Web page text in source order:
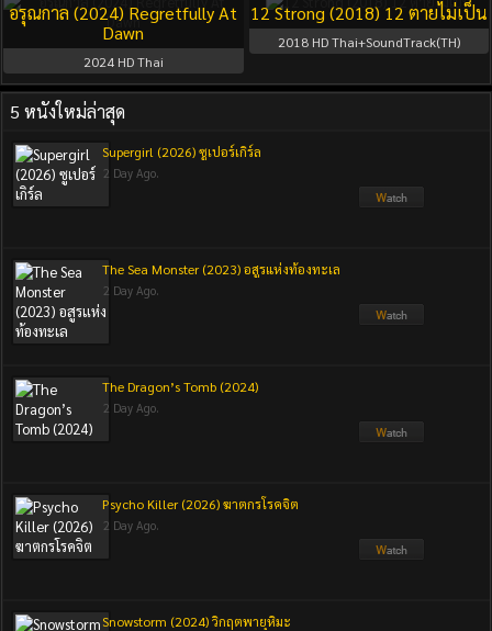
อรุณกาล (2024) Regretfully At
Dawn
2024HD Thai
12 Strong (2018) 12 ตายไม่เป็น
2018HD Thai+SoundTrack(TH)
5 หนังใหม่ล่าสุด
Supergirl (2026) ซูเปอร์เกิร์ล
2 Day Ago.
The Sea Monster (2023) อสูรแห่งท้องทะเล
2 Day Ago.
The Dragon’s Tomb (2024)
2 Day Ago.
Psycho Killer (2026) ฆาตกรโรคจิต
2 Day Ago.
Snowstorm (2024) วิกฤตพายุหิมะ